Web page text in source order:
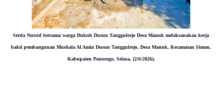
Serda Nursid bersama warga Dukuh Dusun Tanggulrejo Desa Manuk melaksanakan kerja
bakti pembangunan Mushala Al Amin Dusun Tanggulrejo, Desa Manuk, Kecamatan Siman,
Kabupaten Ponorogo, Selasa, (2/6/2026).